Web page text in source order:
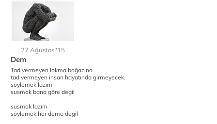
27 Ağustos '15
Dem
Tad vermeyen lokma boğazına
tad vermeyen insan hayatında girmeyecek.
söylemek lazım
susmak bana göre degil
susmak lazım
söylemek her deme degil